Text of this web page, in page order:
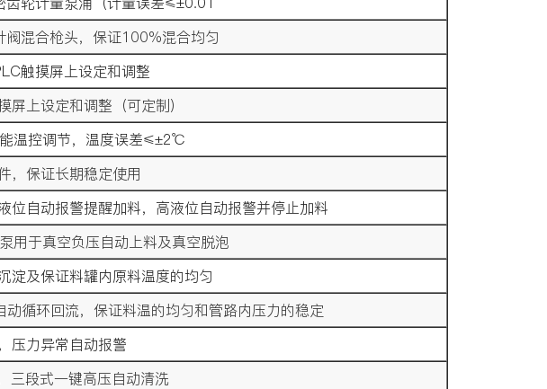
混合枪头，保证100%混合均匀
触摸屏上设定和调整
上设定和调整（可定制）
温控调节，温度误差≤±2℃
，保证长期稳定使用
位自动报警提醒加料，高液位自动报警并停止加料
用于真空负压自动上料及真空脱泡
淀及保证料罐内原料温度的均匀
循环回流，保证料温的均匀和管路内压力的稳定
压力异常自动报警
三段式一键高压自动清洗